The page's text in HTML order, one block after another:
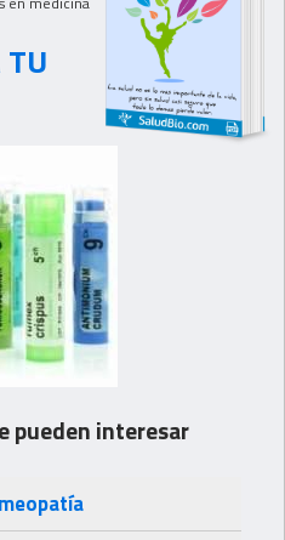
TU
pueden interesar